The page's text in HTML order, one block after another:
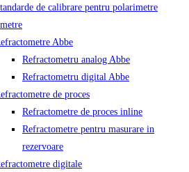
de calibrare pentru polarimetre
Abbe
Refractometru analog Abbe
Refractometru digital Abbe
de proces
Refractometre de proces inline
Refractometre pentru masurare in
rezervoare
digitale